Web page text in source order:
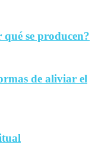
se producen?
de aliviar el